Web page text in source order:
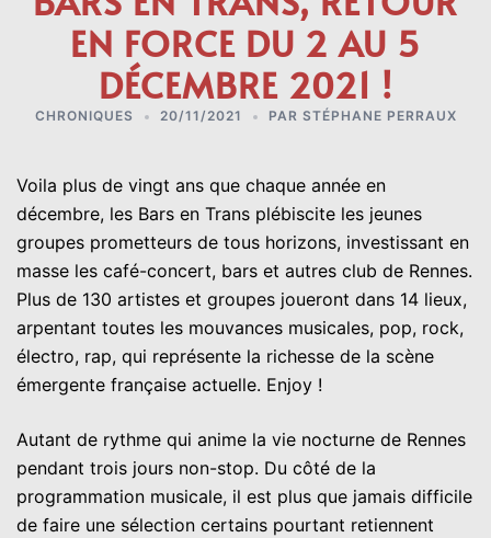
EN FORCE DU 2 AU 5
DÉCEMBRE 2021 !
CHRONIQUES 20/11/2021 PAR STÉPHANE PERRAUX
Voila plus de vingt ans que chaque année en
décembre, les Bars en Trans plébiscite les jeunes
groupes prometteurs de tous horizons, investissant en
masse les café-concert, bars et autres club de Rennes.
Plus de 130 artistes et groupes joueront dans 14 lieux,
arpentant toutes les mouvances musicales, pop, rock,
électro, rap, qui représente la richesse de la scène
émergente française actuelle. Enjoy !
Autant de rythme qui anime la vie nocturne de Rennes
pendant trois jours non-stop. Du côté de la
programmation musicale, il est plus que jamais difficile
de faire une sélection certains pourtant retiennent